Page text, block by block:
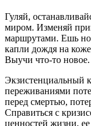
Гуляй,
миром. Изменяй
маршрутами. Ешь
капли дождя на
Выучи что-то новое.
Экзистенциальный
переживаниями
перед смертью,
Справиться с
ценностей жизни,